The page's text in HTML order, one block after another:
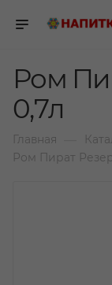
Ром
0,7л
Главная
Ром Пират